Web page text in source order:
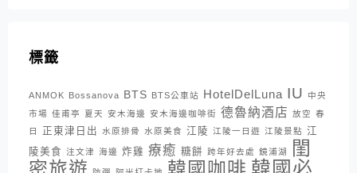
標籤
ANMOK Bossanova BTS BTS公車站 HotelDelLuna IU
中央
市場 佳甫亭 夏天 安木海邊 安木海邊咖啡街 德魯納酒店 放空 春
日
正東津日出 水原排骨 水原美食 江陵 江陵一日遊 江陵景點 江
陵美食 注文津 海邊 炸雞 療癒 糖餅 跨年好去處 鏡浦湖
閨